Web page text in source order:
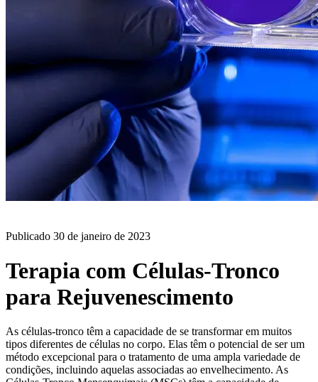
Publicado 30 de janeiro de 2023
Terapia com Células-Tronco
para Rejuvenescimento
As células-tronco têm a capacidade de se transformar em muitos
tipos diferentes de células no corpo. Elas têm o potencial de ser um
método excepcional para o tratamento de uma ampla variedade de
condições, incluindo aquelas associadas ao envelhecimento. As